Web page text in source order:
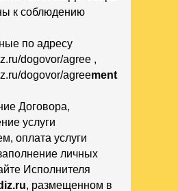
к соблюдению
по адресу
dogovor/agree ,
dogovor/agreement
Договора,
услуги
оплата услуги
личных
Исполнителя
, размещенном в